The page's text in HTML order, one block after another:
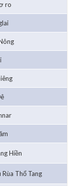
ro
Hiền
Thổ Tang